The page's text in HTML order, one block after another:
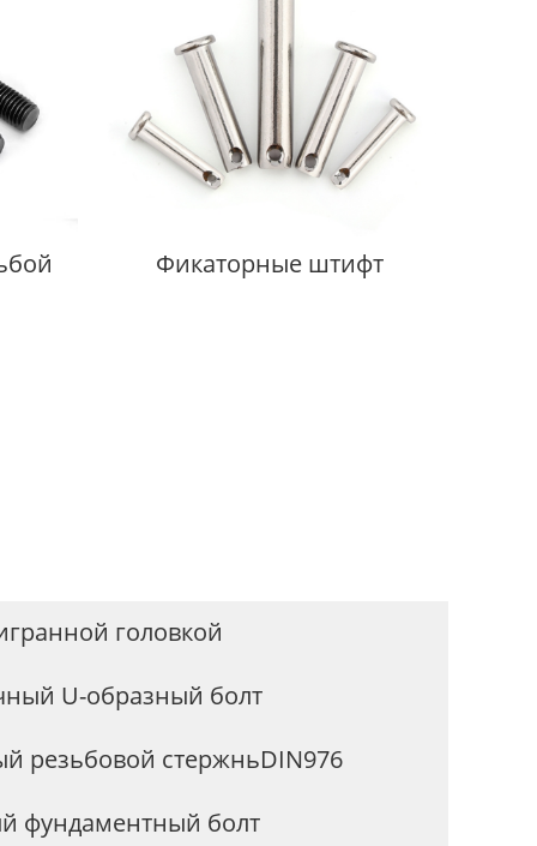
Фикаторные штифт
головкой
U-образный болт
резьбовой стержньDIN976
фундаментный болт